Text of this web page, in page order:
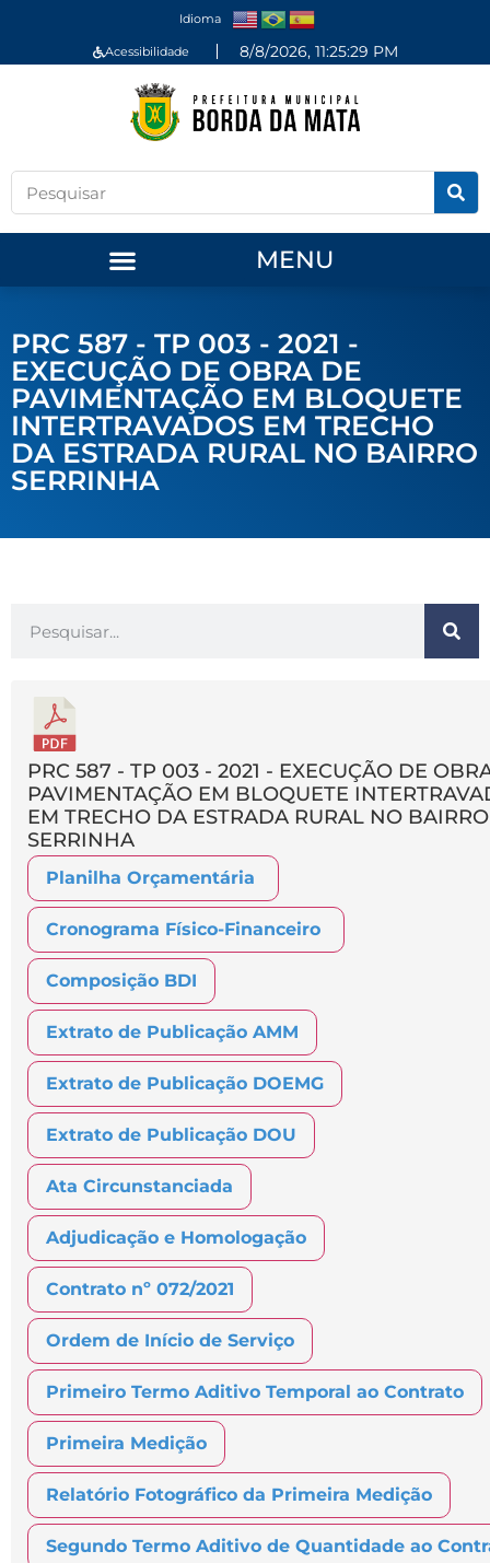
Idioma
Acessibilidade 8/8/2026, 11:25:30 PM
MENU
PRC 587 - TP 003 - 2021 -
EXECUÇÃO DE OBRA DE
PAVIMENTAÇÃO EM BLOQUETE
INTERTRAVADOS EM TRECHO
DA ESTRADA RURAL NO BAIRRO
SERRINHA
PRC 587 - TP 003 - 2021 - EXECUÇÃO DE
PAVIMENTAÇÃO EM BLOQUETE
EM TRECHO DA ESTRADA RURAL NO BAIRRO
SERRINHA
Planilha Orçamentária
Cronograma Físico-Financeiro
Composição BDI
Extrato de Publicação AMM
Extrato de Publicação DOEMG
Extrato de Publicação DOU
Ata Circunstanciada
Adjudicação e Homologação
Contrato nº 072/2021
Ordem de Início de Serviço
Primeiro Termo Aditivo Temporal ao Contrato
Primeira Medição
Relatório Fotográfico da Primeira Medição
Segundo Termo Aditivo de Quantidade ao